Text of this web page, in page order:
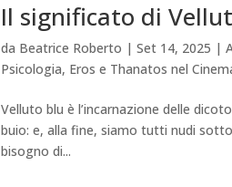
Il significato di
da Beatrice Roberto |Set 14, 2025 |
Psicologia, Eros e Thanatos nel
Velluto blu è l’incarnazione delle
buio: e, alla fine, siamo tutti nudi
bisogno di...